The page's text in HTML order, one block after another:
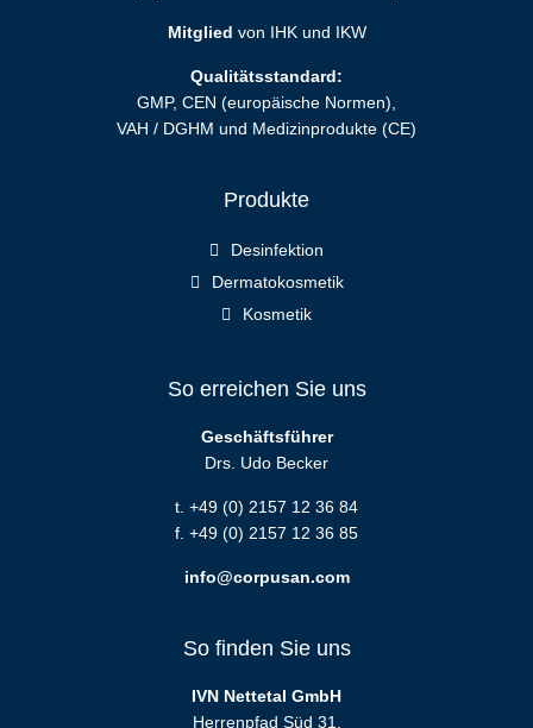
Mitglied von IHK und IKW
Qualitätsstandard:
GMP, CEN (europäische Normen),
VAH / DGHM und Medizinprodukte (CE)
Produkte
Desinfektion
Dermatokosmetik
Kosmetik
So erreichen Sie uns
Geschäftsführer
Drs. Udo Becker
t. +49 (0) 2157 12 36 84
f. +49 (0) 2157 12 36 85
info@corpusan.com
So finden Sie uns
IVN Nettetal GmbH
Herrenpfad Süd 31,